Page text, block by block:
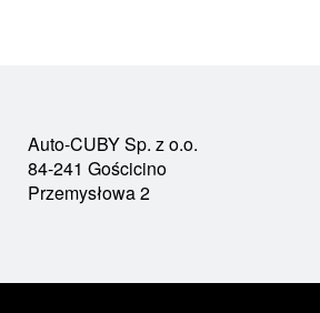
Auto-CUBY Sp. z o.o.
84-241 Gościcino
Przemysłowa 2